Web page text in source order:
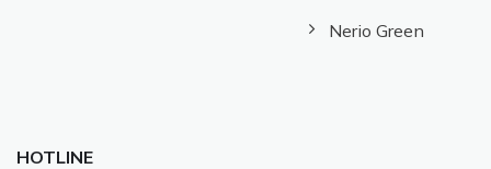
Nerio Green
HOTLINE